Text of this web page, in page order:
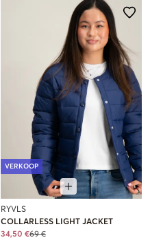
VERKOOP
RYVLS
COLLARLESS LIGHT JACKET
34,50 €69 €